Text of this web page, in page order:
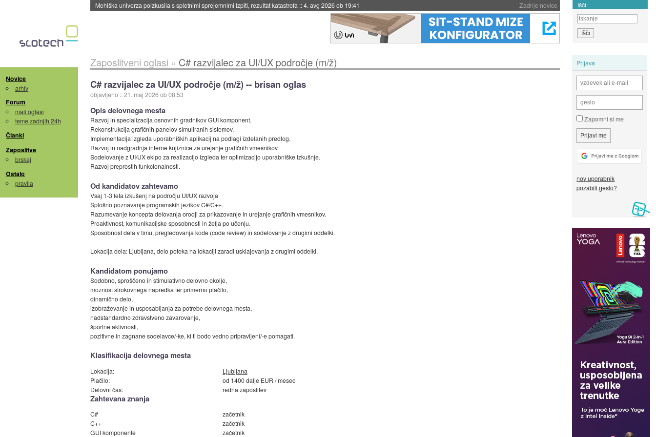
Zadnje novice
Mehiška univerza poizkusila s spletnimi sprejemnimi izpiti, rezultat katastrofa ::4. avg 2026 ob 19:41 Išči:
Novice
arhiv
Forum
mali oglasi
teme zadnjih 24h
Članki
Zaposlitve
brskaj
Ostalo
pravila
Prijava
Zapomni si me
nov uporabnik
pozabili geslo?
Zaposlitveni oglasi » C# razvijalec za UI/UX področje (m/ž)
C# razvijalec za UI/UX področje (m/ž) -- brisan oglas
objavljeno ::21. maj 2026 ob 08:53
Opis delovnega mesta
Razvoj in specializacija osnovnih gradnikov GUI komponent.
Rekonstrukcija grafičnih panelov simuliranih sistemov.
Implementacija izgleda uporabniških aplikacij na podlagi izdelanih predlog.
Razvoj in nadgradnja interne knjižnice za urejanje grafičnih vmesnikov.
Sodelovanje z UI/UX ekipo za realizacijo izgleda ter optimizacijo uporabniške izkušnje.
Razvoj preprostih funkcionalnosti.
Od kandidatov zahtevamo
Vsaj 1-3 leta izkušenj na področju UI/UX razvoja
Splošno poznavanje programskih jezikov C#/C++.
Razumevanje koncepta delovanja orodji za prikazovanje in urejanje grafičnih vmesnikov.
Proaktivnost, komunikacijske sposobnosti in želja po učenju.
Sposobnost dela v timu, pregledovanja kode (code review) in sodelovanje z drugimi oddelki.
Lokacija dela: Ljubljana, delo poteka na lokaciji zaradi usklajevanja z drugimi oddelki.
Kandidatom ponujamo
Sodobno, sproščeno in stimulativno delovno okolje,
možnost strokovnega napredka ter primerno plačilo,
dinamično delo,
izobraževanje in usposabljanja za potrebe delovnega mesta,
nadstandardno zdravstveno zavarovanje,
športne aktivnosti,
pozitivne in zagnane sodelavce/-ke, ki ti bodo vedno pripravljeni/-e pomagati.
Klasifikacija delovnega mesta
Lokacija:
Ljubljana
Plačilo:
od 1400 dalje EUR / mesec
Delovni čas:
redna zaposlitev
Zahtevana znanja
C#
začetnik
C++
začetnik
GUI komponente
začetnik